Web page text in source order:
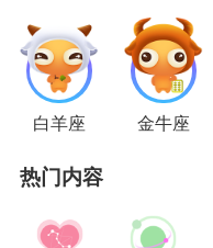
双鱼座
白羊座 金牛座
热门内容